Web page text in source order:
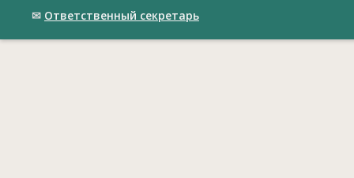
✉ Ответственный cекретарь